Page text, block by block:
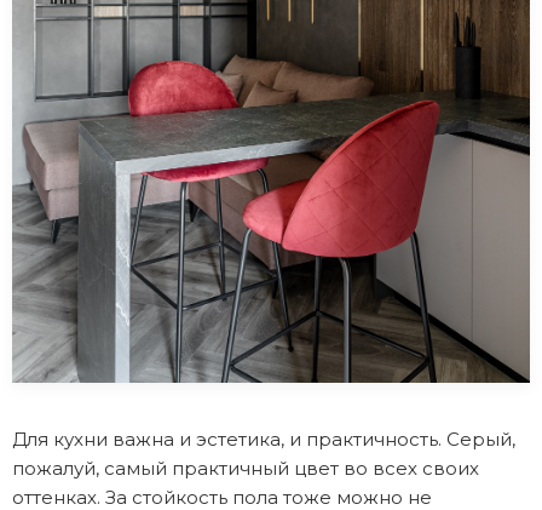
Для кухни важна и эстетика, и практичность. Серый,
пожалуй, самый практичный цвет во всех своих
оттенках. За стойкость пола тоже можно не